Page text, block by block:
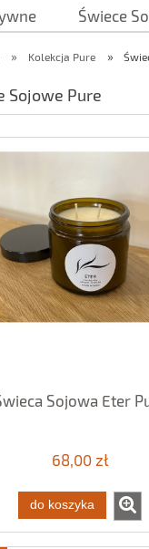
Świece
» Kolekcja Pure »
Sojowe Pure
Sojowa Eter
68,00 zł
do koszyka